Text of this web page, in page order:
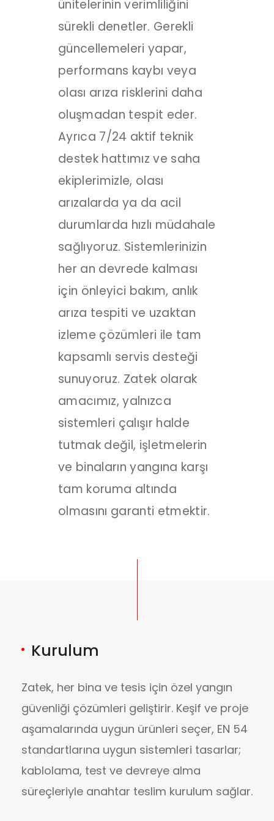
ünitelerinin verimliliğini
sürekli denetler. Gerekli
güncellemeleri yapar,
performans kaybı veya
olası arıza risklerini daha
oluşmadan tespit eder.
Ayrıca 7/24 aktif teknik
destek hattımız ve saha
ekiplerimizle, olası
arızalarda ya da acil
durumlarda hızlı müdahale
sağlıyoruz. Sistemlerinizin
her an devrede kalması
için önleyici bakım, anlık
arıza tespiti ve uzaktan
izleme çözümleri ile tam
kapsamlı servis desteği
sunuyoruz. Zatek olarak
amacımız, yalnızca
sistemleri çalışır halde
tutmak değil, işletmelerin
ve binaların yangına karşı
tam koruma altında
olmasını garanti etmektir.
Kurulum
Zatek, her bina ve tesis için özel yangın
güvenliği çözümleri geliştirir. Keşif ve proje
aşamalarında uygun ürünleri seçer, EN 54
standartlarına uygun sistemleri tasarlar;
kablolama, test ve devreye alma
süreçleriyle anahtar teslim kurulum sağlar.